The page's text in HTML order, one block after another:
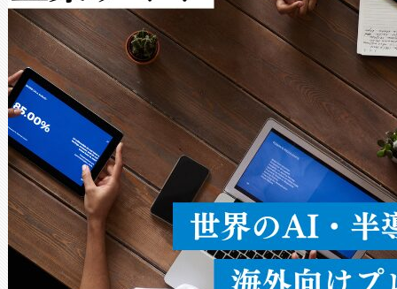
Avia 2は、2種類のFOVオプシ
× 80°のノーマルモード、長
ードを切り替えて使用するこ
ることなく、単一のデバイス
うにします。遠距離まで届く
密度なスキャ […]